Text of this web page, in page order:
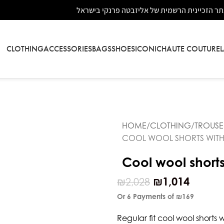
הזכיינית הרשמית של אליזבטה פרנקי בישראל
CLOTHINGACCESSORIESBAGSSHOESICONICHAUTE COUTURE
HOME CLOTHING
COOL WOOL SHORTS
Cool wool
₪2,028 ₪1,014
Or 6 Payments of ₪169
Regular fit cool wool